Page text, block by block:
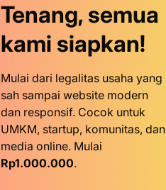
Tenang, semua
kami siapkan!
Mulai dari legalitas usaha yang
sah sampai website modern
dan responsif. Cocok untuk
UMKM, startup, komunitas, dan
media online. Mulai
Rp1.000.000.